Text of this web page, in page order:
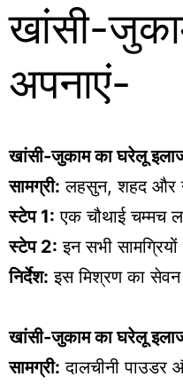
खांसी-
अपनाएं-
खांसी-जुकाम का घरेलू
सामग्री: लहसुन, शहद और
स्टेप 1: एक चौथाई चम्मच
स्टेप 2: इन सभी
निर्देश: इस मिश्रण का
खांसी-जुकाम का घरेलू
सामग्री: दालचीनी पाउडर